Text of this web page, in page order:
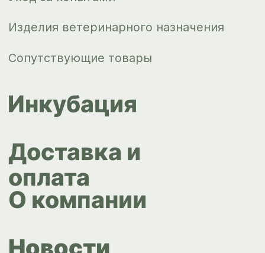
ips66@bk.ru
+7 343 264
51 17
© ИПС «Сведловская» 2023
Политика конфиденциальности
Согласие на обработку